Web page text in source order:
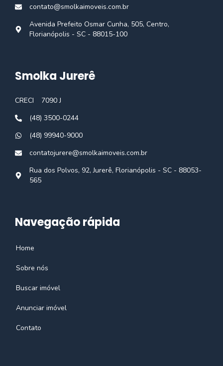
contato@smolkaimoveis.com.br
Avenida Prefeito Osmar Cunha, 505, Centro,
Florianópolis - SC - 88015-100
Smolka Jurerê
CRECI
7090 J
(48) 3500-0244
(48) 99940-9000
contatojurere@smolkaimoveis.com.br
Rua dos Polvos, 92, Jurerê, Florianópolis - SC - 88053-
565
Navegação rápida
Home
Sobre nós
Buscar imóvel
Anunciar imóvel
Contato